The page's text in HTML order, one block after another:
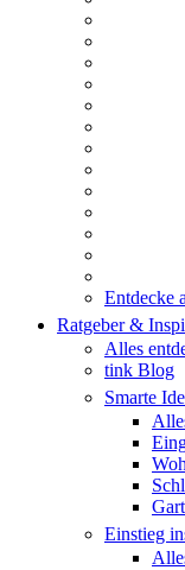
Entdecke
Ratgeber &
Alles
tink Blog
Smarte
Einstieg